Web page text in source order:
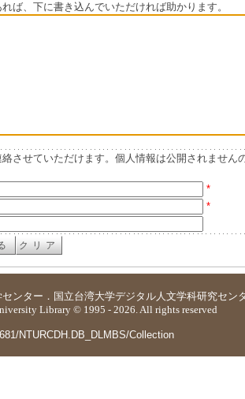
ば、下に書き込んでいただければ助かります。
させていただけます。個人情報は公開されません
*
*
ンター ． 国立台湾大学デジタル人文学科研究セン
Library © 1995 - 2026. All rights reserved
NTURCDH.DB_DLMBS/Collection